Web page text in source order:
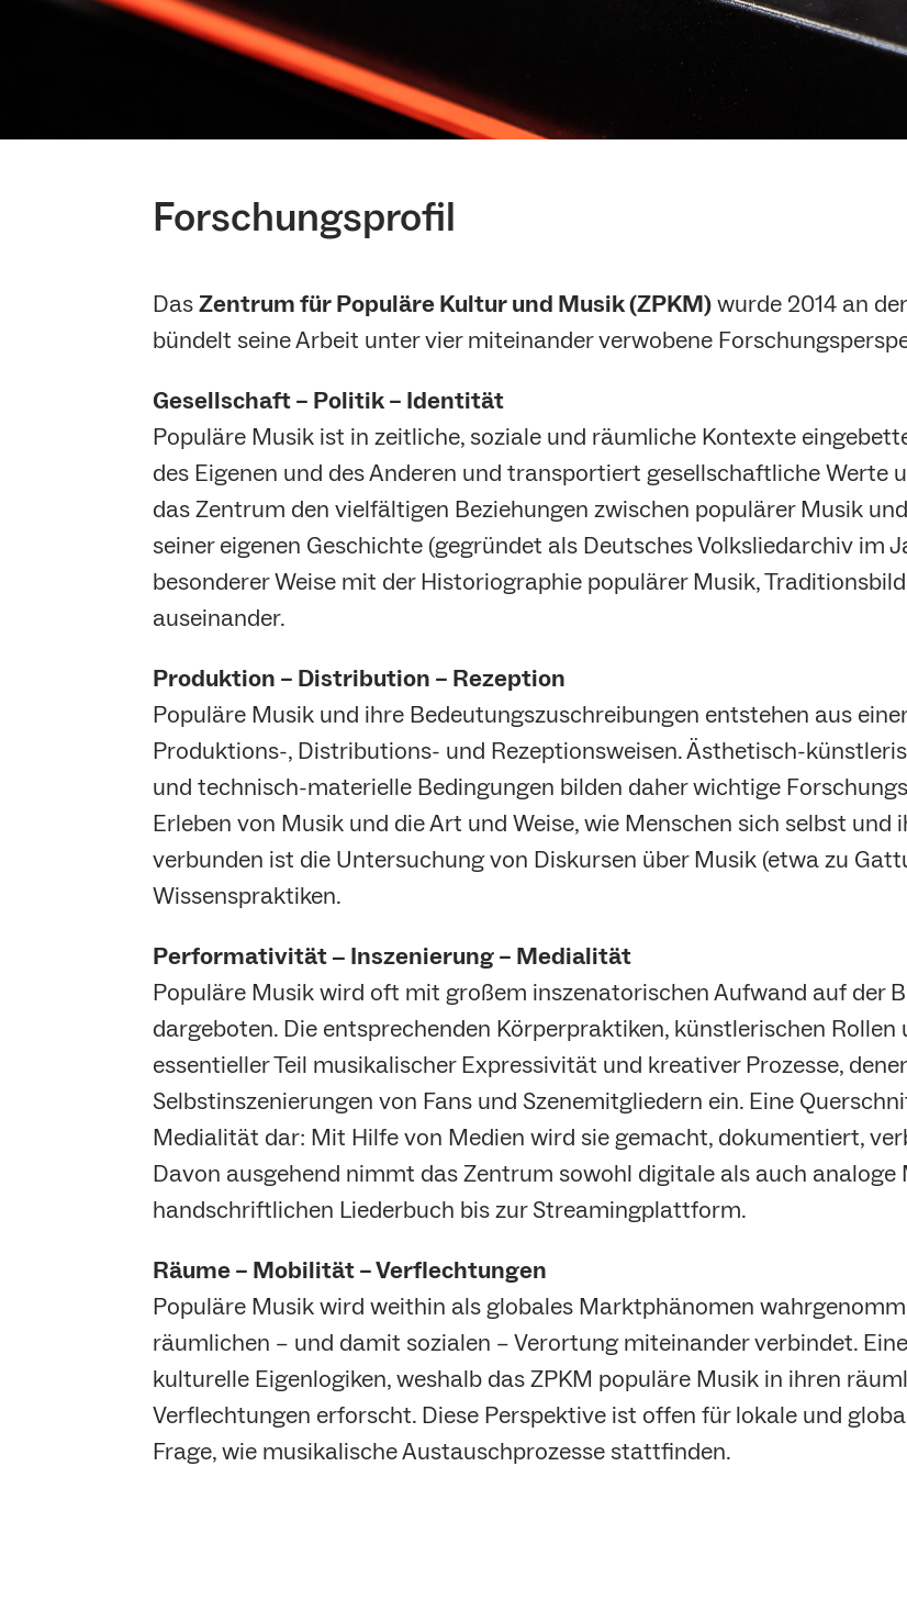
Forschungsprofil
DasZentrum für Populäre Kultur und Musik (ZPKM)wurde 2014 an
bündelt seine Arbeit unter vier miteinander verwobene
Gesellschaft – Politik – Identität
Populäre Musik ist in zeitliche, soziale und räumliche Kontexte
des Eigenen und des Anderen und transportiert gesellschaftliche Werte
das Zentrum den vielfältigen Beziehungen zwischen populärer Musik
seiner eigenen Geschichte (gegründet als Deutsches Volksliedarchiv im
besonderer Weise mit der Historiographie populärer Musik,
auseinander.
Produktion – Distribution – Rezeption
Populäre Musik und ihre Bedeutungszuschreibungen entstehen aus
Produktions-, Distributions- und Rezeptionsweisen. Ästhetisch-
und technisch-materielle Bedingungen bilden daher wichtige
Erleben von Musik und die Art und Weise, wie Menschen sich selbst
verbunden ist die Untersuchung von Diskursen über Musik (etwa zu
Wissenspraktiken.
Performativität − Inszenierung – Medialität
Populäre Musik wird oft mit großem inszenatorischen Aufwand auf der
dargeboten. Die entsprechenden Körperpraktiken, künstlerischen Rollen
essentieller Teil musikalischer Expressivität und kreativer Prozesse,
Selbstinszenierungen von Fans und Szenemitgliedern ein. Eine
Medialität dar: Mit Hilfe von Medien wird sie gemacht, dokumentiert,
Davon ausgehend nimmt das Zentrum sowohl digitale als auch analoge
handschriftlichen Liederbuch bis zur Streamingplattform.
Räume – Mobilität – Verflechtungen
Populäre Musik wird weithin als globales Marktphänomen
räumlichen – und damit sozialen – Verortung miteinander verbindet.
kulturelle Eigenlogiken, weshalb das ZPKM populäre Musik in ihren
Verflechtungen erforscht. Diese Perspektive ist offen für lokale und
Frage, wie musikalische Austauschprozesse stattfinden.